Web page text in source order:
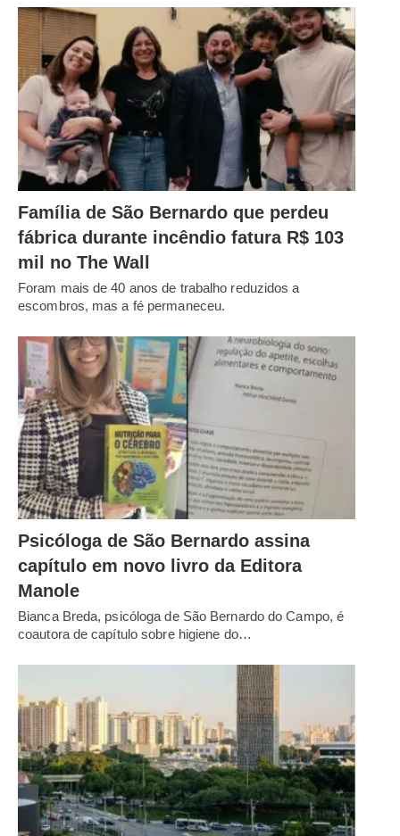
Família de São Bernardo que perdeu
fábrica durante incêndio fatura R$ 103
mil no The Wall
Foram mais de 40 anos de trabalho reduzidos a
escombros, mas a fé permaneceu.
Psicóloga de São Bernardo assina
capítulo em novo livro da Editora
Manole
Bianca Breda, psicóloga de São Bernardo do Campo, é
coautora de capítulo sobre higiene do…